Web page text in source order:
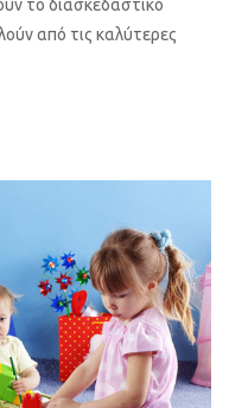
το διασκεδαστικό
από τις καλύτερες